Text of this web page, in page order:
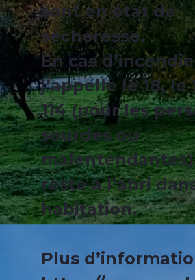
sont en état de
sécheresse.
En cas
j’appelle le 18, le
114 (pour les
sourdes ou
reste à l’abri
habitation.
Plus